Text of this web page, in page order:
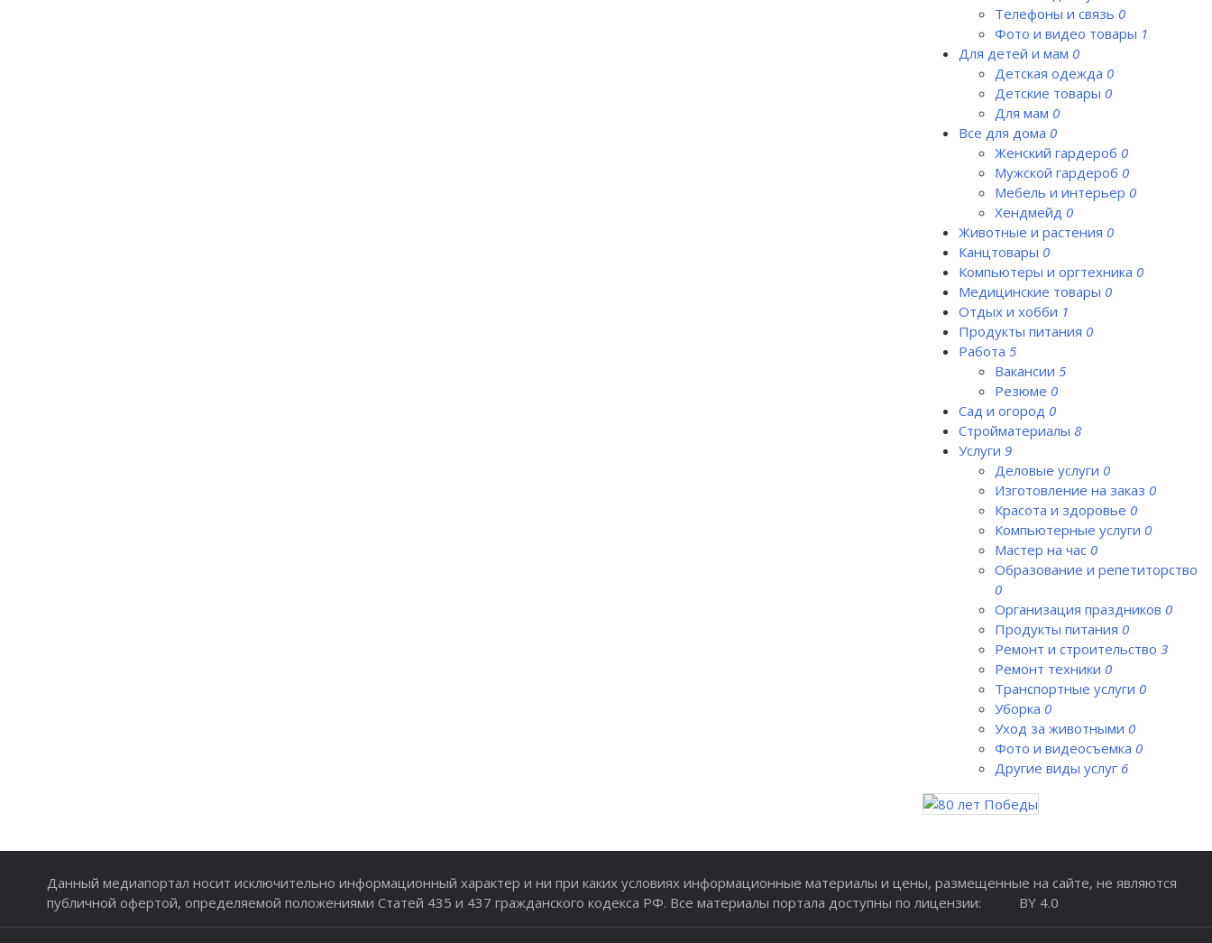
Телефоны и связь 0
Фото и видео товары 1
Для детей и мам 0
Детская одежда 0
Детские товары 0
Для мам 0
Все для дома 0
Женский гардероб 0
Мужской гардероб 0
Мебель и интерьер 0
Хендмейд 0
Животные и растения 0
Канцтовары 0
Компьютеры и оргтехника 0
Медицинские товары 0
Отдых и хобби 1
Продукты питания 0
Работа 5
Вакансии 5
Резюме 0
Сад и огород 0
Стройматериалы 8
Услуги 9
Деловые услуги 0
Изготовление на заказ 0
Красота и здоровье 0
Компьютерные услуги 0
Мастер на час 0
Образование и репетиторство
0
Организация праздников 0
Продукты питания 0
Ремонт и строительство 3
Ремонт техники 0
Транспортные услуги 0
Уборка 0
Уход за животными 0
Фото и видеосъемка 0
Другие виды услуг 6
Данный медиапортал носит исключительно информационный характер и ни при каких условиях информационные материалы и цены, размещенные на сайте, не являются
публичной офертой, определяемой положениями Статей 435 и 437 гражданского кодекса РФ. Все материалы портала доступны по лицензии:
BY 4.0